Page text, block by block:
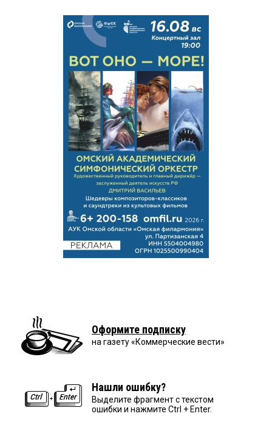
Оформите подписку
на газету «Коммерческие вести»
Нашли ошибку?
Выделите фрагмент с текстом
ошибки и нажмите Ctrl + Enter.